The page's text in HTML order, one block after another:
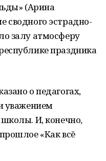
(Арина
сводного эстрадно-
залу атмосферу
праздника
о педагогах,
уважением
школы. И, конечно,
«Как всё